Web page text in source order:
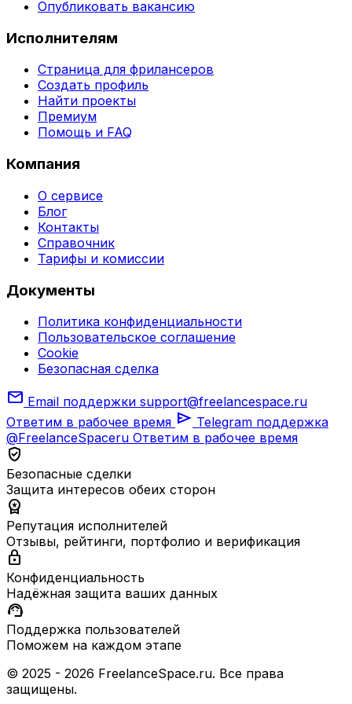
Опубликовать вакансию
Исполнителям
Страница для фрилансеров
Создать профиль
Найти проекты
Премиум
Помощь и FAQ
Компания
О сервисе
Блог
Контакты
Справочник
Тарифы и комиссии
Документы
Политика конфиденциальности
Пользовательское соглашение
Cookie
Безопасная сделка
mail Email поддержки support@freelancespace.ru
Ответим в рабочее время send Telegram поддержка
@FreelanceSpaceru Ответим в рабочее время
verified_user
Безопасные сделки
Защита интересов обеих сторон
workspace_premium
Репутация исполнителей
Отзывы, рейтинги, портфолио и верификация
lock
Конфиденциальность
Надёжная защита ваших данных
support_agent
Поддержка пользователей
Поможем на каждом этапе
© 2025 - 2026 FreelanceSpace.ru. Все права
защищены.